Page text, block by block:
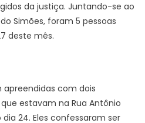
da justiça. Juntando-se ao
Simões, foram 5 pessoas
deste mês.
apreendidas com dois
estavam na Rua Antônio
24. Eles confessaram ser